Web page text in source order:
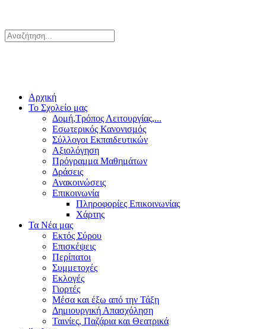
Αρχική
Το Σχολείο μας
Δομή,Τρόπος Λειτουργίας,...
Εσωτερικός Κανονισμός
Σύλλογοι Εκπαιδευτικών
Αξιολόγηση
Πρόγραμμα Μαθημάτων
Δράσεις
Ανακοινώσεις
Επικοινωνία
Πληροφορίες Επικοινωνίας
Χάρτης
Τα Νέα μας
Εκτός Σύρου
Επισκέψεις
Περίπατοι
Συμμετοχές
Εκλογές
Γιορτές
Μέσα και έξω από την Τάξη
Δημιουργική Απασχόληση
Ταινίες, Παζάρια και Θεατρικά